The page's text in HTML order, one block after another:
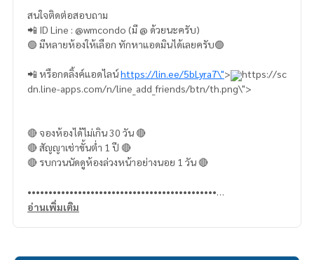
สนใจติดต่อสอบถาม
📲 ID Line : @wmcondo (มี @ ด้วยนะครับ)
🟢 มีหลายห้องให้เลือก ทักหาแอดมินได้เลยครับ🟢
📲 หรือกดลิ้งค์แอดไลน์https://lin.ee/5bLyra7\">
https://sc
dn.line-apps.com/n/line_add_friends/btn/th.png\">
🔴 จองห้องได้ไม่เกิน 30 วัน 🔴
🔴 สัญญาเช่าขั้นต่ำ 1 ปี 🔴
🔴 รบกวนนัดดูห้องล่วงหน้าอย่างนอย 1 วัน 🔴
•••••••••••••••••••••••••••••••••••••••••••••
รายละเอียดห้อง
อ่านเพิ่มเติม